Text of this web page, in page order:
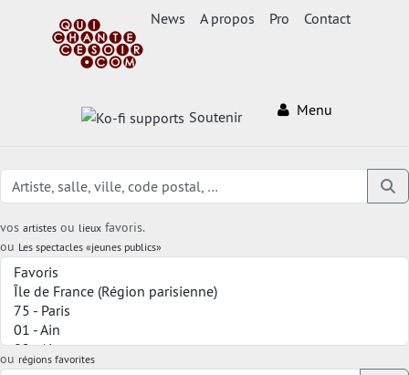
News A propos Pro Contact
Soutenir Menu
vos artistes ou lieux favoris.
ou Les spectacles «jeunes publics»
ou régions favorites